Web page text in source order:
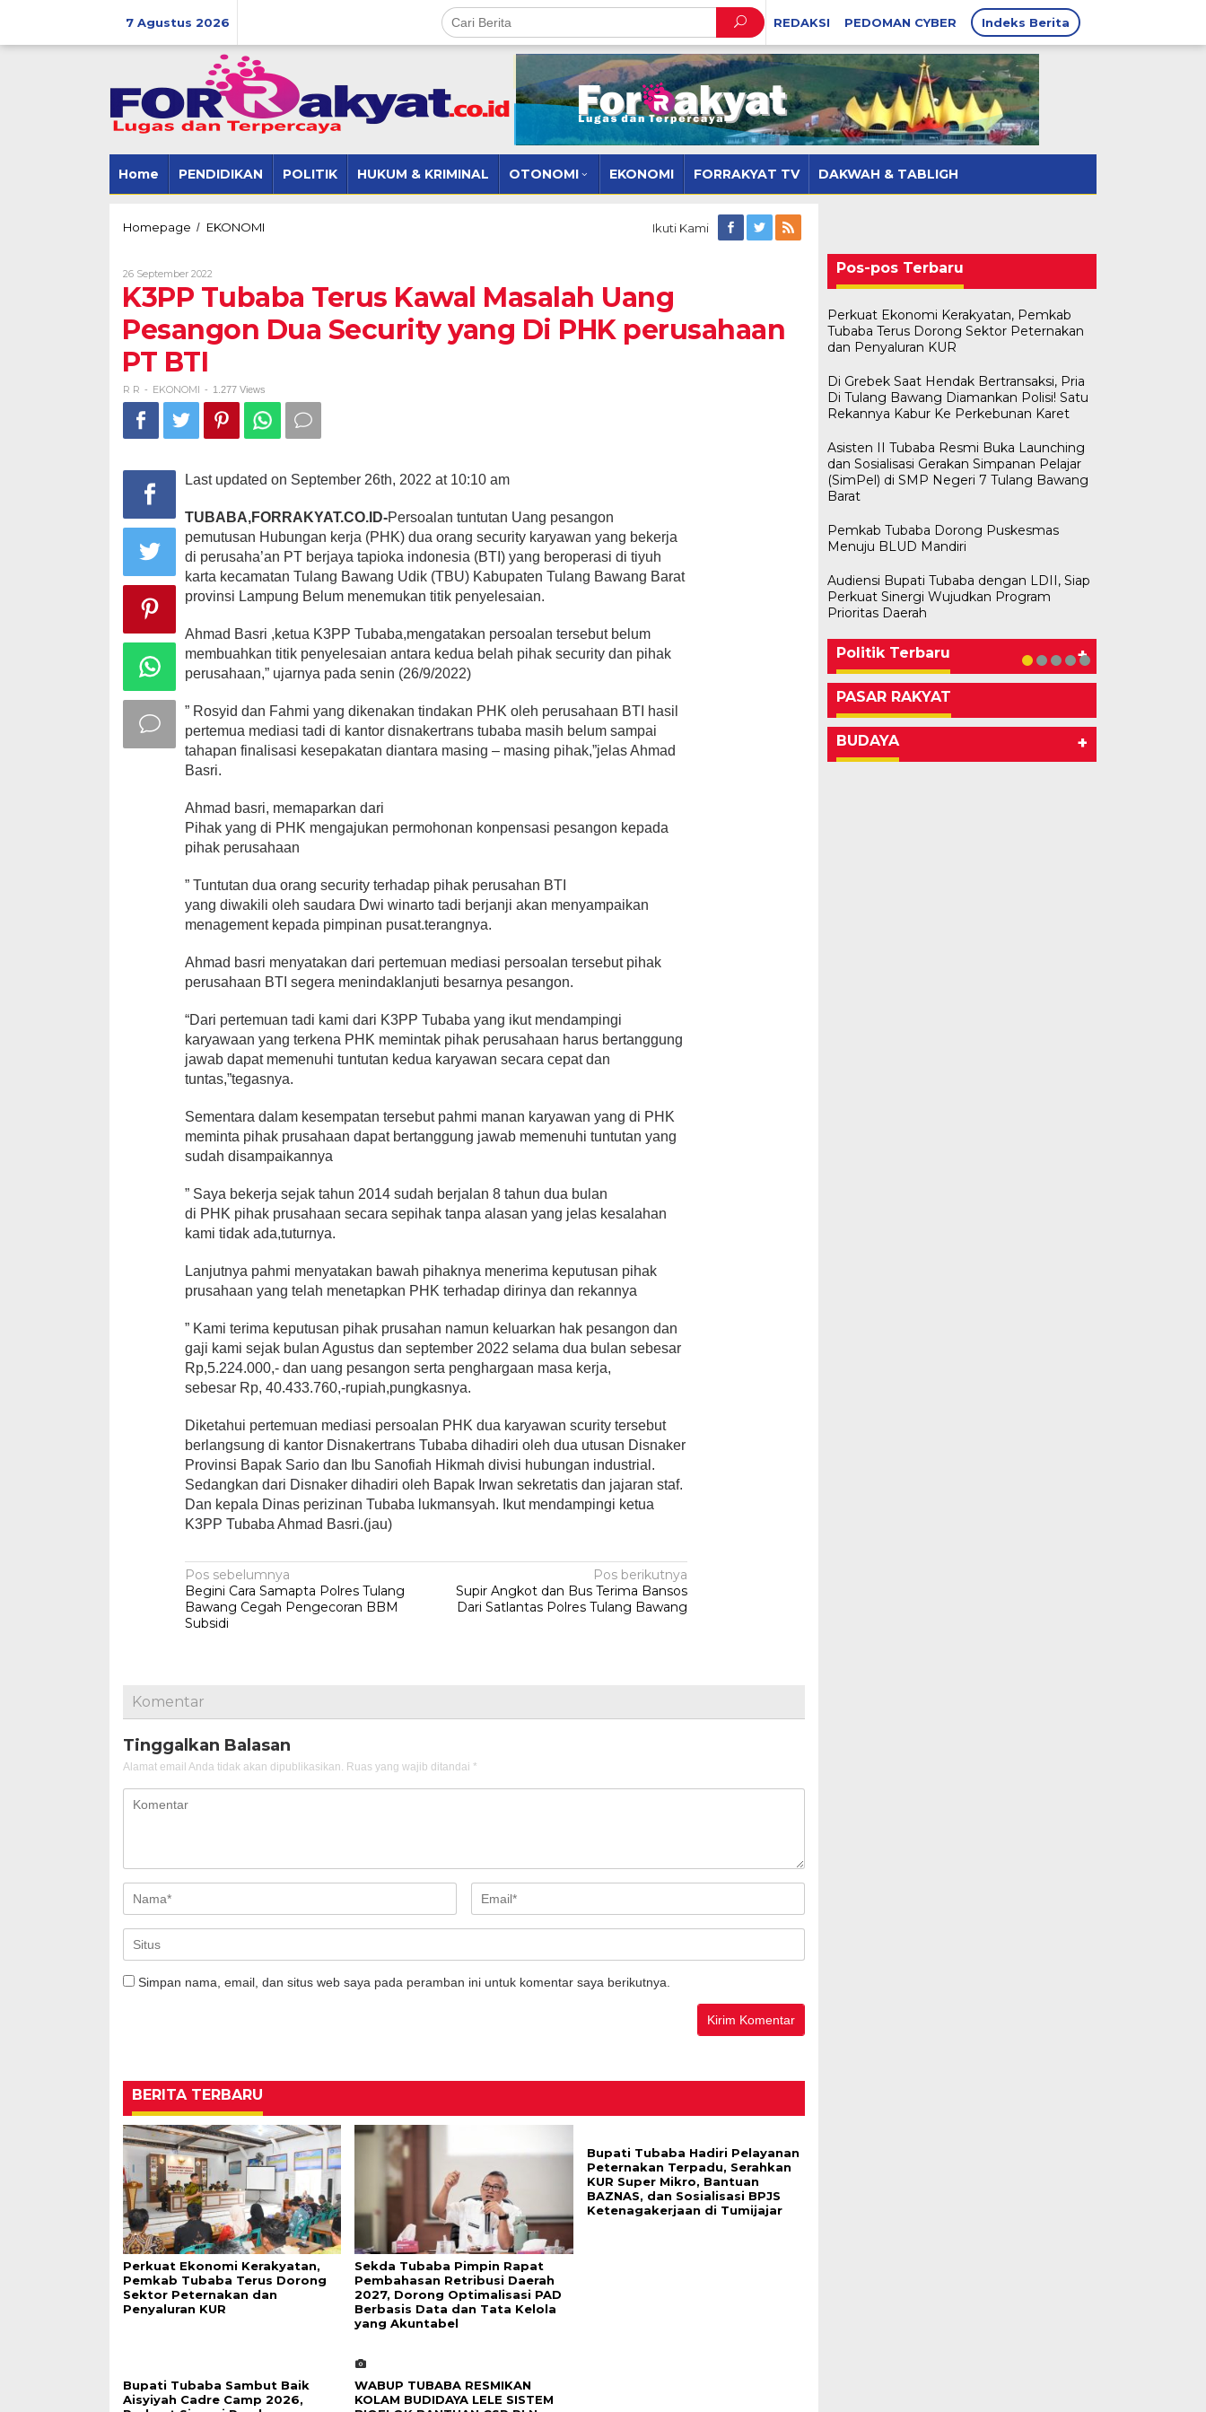
7 Agustus 2026 REDAKSI PEDOMAN CYBER Indeks Berita
Home PENDIDIKAN POLITIK HUKUM & KRIMINAL OTONOMI EKONOMI FORRAKYAT TV DAKWAH & TABLIGH
Homepage / EKONOMI
Masalah
Uang
Pesangon
Dua
Di
PHK
perusahaan
PT
Ikuti Kami
26 September 2022
R
K3PP Tubaba Terus Kawal Masalah Uang
Pesangon Dua Security yang Di PHK perusahaan
PT BTI
R R - EKONOMI - 1.277 Views
Last updated on September 26th, 2022 at 10:10 am
TUBABA,FORRAKYAT.CO.ID-Persoalan tuntutan Uang pesangon
pemutusan Hubungan kerja (PHK) dua orang security karyawan yang bekerja
di perusaha’an PT berjaya tapioka indonesia (BTI) yang beroperasi di tiyuh
karta kecamatan Tulang Bawang Udik (TBU) Kabupaten Tulang Bawang Barat
provinsi Lampung Belum menemukan titik penyelesaian.
Ahmad Basri ,ketua K3PP Tubaba,mengatakan persoalan tersebut belum
membuahkan titik penyelesaian antara kedua belah pihak security dan pihak
perusahaan,” ujarnya pada senin (26/9/2022)
” Rosyid dan Fahmi yang dikenakan tindakan PHK oleh perusahaan BTI hasil
pertemua mediasi tadi di kantor disnakertrans tubaba masih belum sampai
tahapan finalisasi kesepakatan diantara masing – masing pihak,”jelas Ahmad
Basri.
Ahmad basri, memaparkan dari
Pihak yang di PHK mengajukan permohonan konpensasi pesangon kepada
pihak perusahaan
” Tuntutan dua orang security terhadap pihak perusahan BTI
yang diwakili oleh saudara Dwi winarto tadi berjanji akan menyampaikan
menagement kepada pimpinan pusat.terangnya.
Ahmad basri menyatakan dari pertemuan mediasi persoalan tersebut pihak
perusahaan BTI segera menindaklanjuti besarnya pesangon.
“Dari pertemuan tadi kami dari K3PP Tubaba yang ikut mendampingi
karyawaan yang terkena PHK memintak pihak perusahaan harus bertanggung
jawab dapat memenuhi tuntutan kedua karyawan secara cepat dan
tuntas,”tegasnya.
Sementara dalam kesempatan tersebut pahmi manan karyawan yang di PHK
meminta pihak prusahaan dapat bertanggung jawab memenuhi tuntutan yang
sudah disampaikannya
” Saya bekerja sejak tahun 2014 sudah berjalan 8 tahun dua bulan
di PHK pihak prusahaan secara sepihak tanpa alasan yang jelas kesalahan
kami tidak ada,tuturnya.
Lanjutnya pahmi menyatakan bawah pihaknya menerima keputusan pihak
prusahaan yang telah menetapkan PHK terhadap dirinya dan rekannya
” Kami terima keputusan pihak prusahan namun keluarkan hak pesangon dan
gaji kami sejak bulan Agustus dan september 2022 selama dua bulan sebesar
Rp,5.224.000,- dan uang pesangon serta penghargaan masa kerja,
sebesar Rp, 40.433.760,-rupiah,pungkasnya.
Diketahui pertemuan mediasi persoalan PHK dua karyawan scurity tersebut
berlangsung di kantor Disnakertrans Tubaba dihadiri oleh dua utusan Disnaker
Provinsi Bapak Sario dan Ibu Sanofiah Hikmah divisi hubungan industrial.
Sedangkan dari Disnaker dihadiri oleh Bapak Irwan sekretatis dan jajaran staf.
Dan kepala Dinas perizinan Tubaba lukmansyah. Ikut mendampingi ketua
K3PP Tubaba Ahmad Basri.(jau)
Navigasi
pos
Pos sebelumnya
Begini Cara Samapta Polres Tulang
Bawang Cegah Pengecoran BBM
Subsidi
Pos berikutnya
Supir Angkot dan Bus Terima Bansos
Dari Satlantas Polres Tulang Bawang
Komentar
Tinggalkan Balasan
Alamat email Anda tidak akan dipublikasikan. Ruas yang wajib ditandai *
Simpan nama, email, dan situs web saya pada peramban ini untuk komentar saya berikutnya.
BERITA TERBARU
Perkuat Ekonomi Kerakyatan,
Pemkab Tubaba Terus Dorong
Sektor Peternakan dan
Penyaluran KUR
Sekda Tubaba Pimpin Rapat
Pembahasan Retribusi Daerah
2027, Dorong Optimalisasi PAD
Berbasis Data dan Tata Kelola
yang Akuntabel
Bupati Tubaba Hadiri Pelayanan
Peternakan Terpadu, Serahkan
KUR Super Mikro, Bantuan
BAZNAS, dan Sosialisasi BPJS
Ketenagakerjaan di Tumijajar
Bupati Tubaba Sambut Baik
Aisyiyah Cadre Camp 2026,
WABUP TUBABA RESMIKAN
KOLAM BUDIDAYA LELE SISTEM
Pos-pos Terbaru
Perkuat Ekonomi Kerakyatan, Pemkab
Tubaba Terus Dorong Sektor Peternakan
dan Penyaluran KUR
Di Grebek Saat Hendak Bertransaksi, Pria
Di Tulang Bawang Diamankan Polisi! Satu
Rekannya Kabur Ke Perkebunan Karet
Asisten II Tubaba Resmi Buka Launching
dan Sosialisasi Gerakan Simpanan Pelajar
(SimPel) di SMP Negeri 7 Tulang Bawang
Barat
Pemkab Tubaba Dorong Puskesmas
Menuju BLUD Mandiri
Audiensi Bupati Tubaba dengan LDII, Siap
Perkuat Sinergi Wujudkan Program
Prioritas Daerah
Politik Terbaru +
Bawaslu Tegaskan Sikap Siap
Bersinergi Dengan PWI Tulang
Di KABAR AKTUAL, POLITIK
Usai Musda, DPD Golkar Tulang
Di POLITIK | 11 Mei 2026
M. Aris Pratama Hanan Resmi
‘Nakhodai’ DPD II Partai Golkar
Di POLITIK | 1 Mei 2026
Herman HN Lantik Budi Yohanda
sebagai Ketua DPD Partai
Di POLITIK | 29 Januari 2026
Bupati Tubaba Hadiri Pelantikan
Pengurus DPD dan DPC Partai
Di POLITIK | 28 Januari 2026
PASAR RAKYAT
BUDAYA +